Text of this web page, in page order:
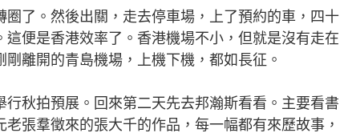
了。然後出關，走去停車場，上了預約的車，四十
便是香港效率了。香港機場不小，但就是沒有走在
離開的青島機場，上機下機，都如長征。
秋拍預展。回來第二天先去邦瀚斯看看。主要看書
張羣徵來的張大千的作品，每一幅都有來歷故事，